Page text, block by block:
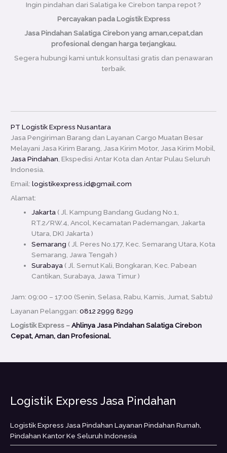
Ingin pindahan dari Salatiga ke Cirebon tanpa repot ?
Percayakan pada Logistik Express
Jasa Pindahan Salatiga Cirebon yang aman,cepat,dan
profesional dengan harga terjangkau.
Segera hubungi kami untuk konsultasi gratis dan penawaran
terbaik.
PT Logistik Express Nusantara
Jasa Pengiriman Barang dan Layanan Cargo Muatan Besar
Melayani Jasa Kirim Barang, Jasa Kirim Motor, Jasa Kirim Mobil,
Jasa Pindahan , Ekspedisi Antar Kota dan Antar Pulau Seluruh
Indonesia.
Email:logistikexpress.id@gmail.com
Alamat:
Jakarta ( Jl. Kampung Bandang Gudang No.1,
RT.2/RW.4, Ancol, Kecamatan Pademangan, Jakarta
Utara, DKI Jakarta )
Semarang ( Jl. Peres No.177, Kec. Semarang Utara, Kota
Semarang, Jawa Tengah )
Surabaya ( Jl. Semut Kali, Bongkaran, Kec. Pabean
Cantikan, Surabaya, Jawa Timur )
Jam: 09:00 – 17:00 (Senin, Selasa, Rabu, Kamis, Jumat, Sabtu)
Layanan Pelanggan:0812 2999 8299
Logistik Express –Ahlinya Jasa Pindahan Salatiga Cirebon
Cepat, Aman, dan Profesional.
Logistik Express Jasa Pindahan
Logistik Express Jasa Pindahan Layanan Pindahan Rumah,
Pindahan Kantor Ke Seluruh Indonesia